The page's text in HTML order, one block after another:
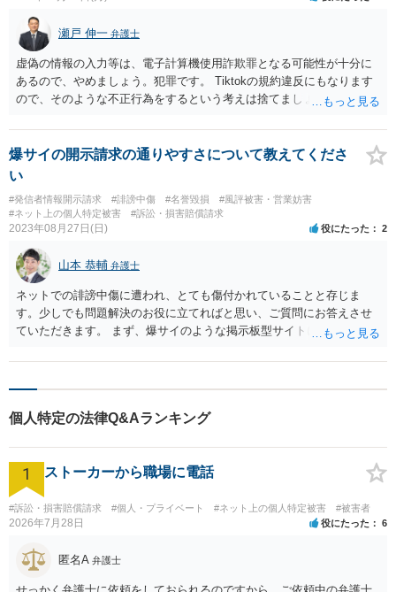
瀬戸 伸一 弁護士
虚偽の情報の入力等は、電子計算機使用詐欺罪となる可能性が十分に
あるので、やめましょう。犯罪です。 Tiktokの規約違反にもなります
ので、そのような不正行為をするという考えは捨てましょう。TikTok
親の承諾、適正な手続を経て利用するようにしましょう。
爆サイの開示請求の通りやすさについて教えてくださ
い
#発信者情報開示請求 #誹謗中傷 #名誉毀損
#風評被害・営業妨害
#ネット上の個人特定被害
#訴訟・損害賠償請求
2023年08月27日(日) 役にたった 2
山本 恭輔 弁護士
ネットでの誹謗中傷に遭われ、とても傷付かれていることと存じま
す。少しでも問題解決のお役に立てればと思い、ご質問にお答えさせ
ていただきます。 まず、爆サイのような掲示板型サイトについては、
す）の開示を受けてから、次にそのIPアドレスを管理している通信事
であれば、裁判所の手続を使わなくとも比較的柔軟にIPアドレスを開
階目の開示請求がスムーズに進むことになります。 ただ、開示請求の
対象となった契約者が開示に同意するような場合を除き、やはり原則
としては、通信事業者への開示請求に当たって裁判所の判断は挟む必
要があり、そこで法律上開示対象にならない投稿については情報が開
度である「発信者情報開示命令」により、この手段が有効なサイトに
個人特定の法律Q&Aランキング
1 ストーカーから職場に電話
#訴訟・損害賠償請求 #個人・プライベート #ネット上の個人特定被害 #被害者
2026年7月28日 役にたった 6
匿名A 弁護士